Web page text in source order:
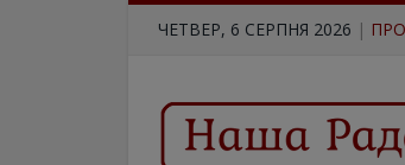
ЧЕТВЕР, 6 СЕРПНЯ 2026 |